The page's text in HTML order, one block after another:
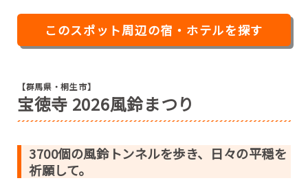
このスポット周辺の宿・ホテルを探す
【群馬県・桐生市】
宝徳寺 2026風鈴まつり
3700個の風鈴トンネルを歩き、日々の平穏を
祈願して。